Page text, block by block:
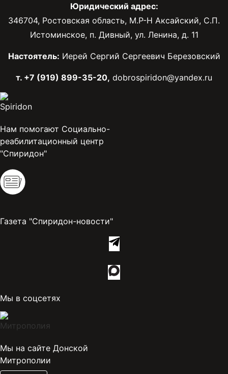
Юридический адрес:
346704, Ростовская область, М.Р-Н Аксайский, С.П.
Истоминское, п. Дивный, ул. Ленина, д. 11
Настоятель: Иерей Сергий Сергеевич Березовский
т. +7 (919) 899-35-20, dobrospiridon@yandex.ru
Нам помогают Социально-
реабилитационный центр
"Спиридон"
Газета "Спиридон-новости"
Мы в соцсетях
Мы на сайте Донской
Митрополии